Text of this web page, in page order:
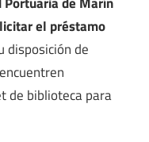
el préstamo
disposición de
de biblioteca para